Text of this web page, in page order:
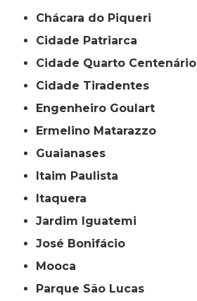
Chácara do Piqueri
Cidade Patriarca
Cidade Quarto Centenário
Cidade Tiradentes
Engenheiro Goulart
Ermelino Matarazzo
Guaianases
Itaim Paulista
Itaquera
Jardim Iguatemi
José Bonifácio
Mooca
Parque São Lucas